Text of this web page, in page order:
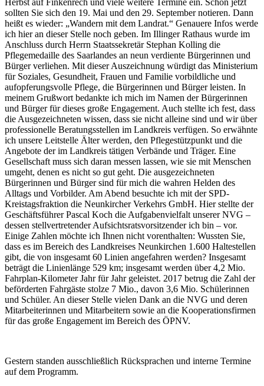
Herbst auf Finkenrech und viele weitere Termine ein. Schon jetzt
sollten Sie sich den 19. Mai und den 29. September notieren. Dann
heißt es wieder: „Wandern mit dem Landrat.“ Genauere Infos werde
ich hier an dieser Stelle noch geben. Im Illinger Rathaus wurde im
Anschluss durch Herrn Staatssekretär Stephan Kolling die
Pflegemedaille des Saarlandes an neun verdiente Bürgerinnen und
Bürger verliehen. Mit dieser Auszeichnung würdigt das Ministerium
für Soziales, Gesundheit, Frauen und Familie vorbildliche und
aufopferungsvolle Pflege, die Bürgerinnen und Bürger leisten. In
meinem Grußwort bedankte ich mich im Namen der Bürgerinnen
und Bürger für dieses große Engagement. Auch stellte ich fest, dass
die Ausgezeichneten wissen, dass sie nicht alleine sind und wir über
professionelle Beratungsstellen im Landkreis verfügen. So erwähnte
ich unsere Leitstelle Älter werden, den Pflegestützpunkt und die
Angebote der im Landkreis tätigen Verbände und Träger. Eine
Gesellschaft muss sich daran messen lassen, wie sie mit Menschen
umgeht, denen es nicht so gut geht. Die ausgezeichneten
Bürgerinnen und Bürger sind für mich die wahren Helden des
Alltags und Vorbilder. Am Abend besuchte ich mit der SPD-
Kreistagsfraktion die Neunkircher Verkehrs GmbH. Hier stellte der
Geschäftsführer Pascal Koch die Aufgabenvielfalt unserer NVG –
dessen stellvertretender Aufsichtsratsvorsitzender ich bin – vor.
Einige Zahlen möchte ich Ihnen nicht vorenthalten: Wussten Sie,
dass es im Bereich des Landkreises Neunkirchen 1.600 Haltestellen
gibt, die von insgesamt 60 Linien angefahren werden? Insgesamt
beträgt die Linienlänge 529 km; insgesamt werden über 4,2 Mio.
Fahrplan-Kilometer Jahr für Jahr geleistet. 2017 betrug die Zahl der
beförderten Fahrgäste stolze 7 Mio., davon 3,6 Mio. Schülerinnen
und Schüler. An dieser Stelle vielen Dank an die NVG und deren
Mitarbeiterinnen und Mitarbeitern sowie an die Kooperationsfirmen
für das große Engagement im Bereich des ÖPNV.
Gestern standen ausschließlich Rücksprachen und interne Termine
auf dem Programm.